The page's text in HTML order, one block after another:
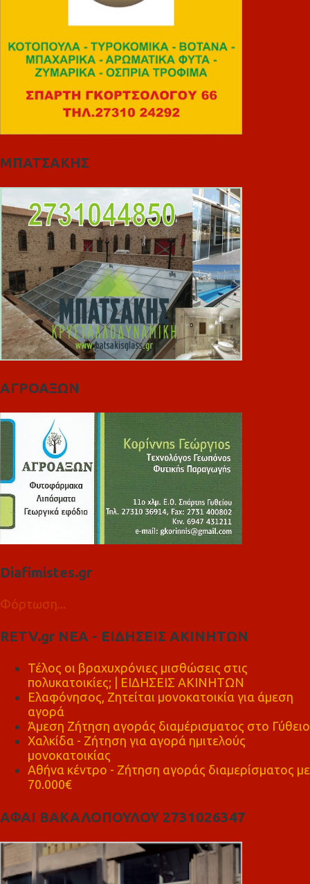
ΜΠΑΤΣΑΚΗΣ
ΑΓΡΟΑΞΩΝ
Diafimistes.gr
Φόρτωση...
RETV.gr ΝΕΑ - ΕΙΔΗΣΕΙΣ ΑΚΙΝΗΤΩΝ
Τέλος οι βραχυχρόνιες μισθώσεις στις
πολυκατοικίες; | ΕΙΔΗΣΕΙΣ ΑΚΙΝΗΤΩΝ
Ελαφόνησος, Ζητείται μονοκατοικία για άμεση
αγορά
Άμεση Ζήτηση αγοράς διαμέρισματος στο Γύθειο
Χαλκίδα - Ζήτηση για αγορά ημιτελούς
μονοκατοικίας
Αθήνα κέντρο - Ζήτηση αγοράς διαμερίσματος με
70.000€
ΑΦΑΙ ΒΑΚΑΛΟΠΟΥΛΟΥ 2731026347